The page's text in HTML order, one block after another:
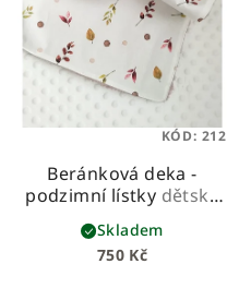
Beránková deka -
podzimní lístky dětská
beránková deka z
prémiové bavlny a
hebkého beránka
750 Kč
Skladem
KÓD: 212